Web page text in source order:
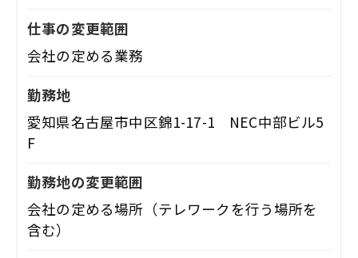
仕事の変更範囲
会社の定める業務
勤務地
愛知県名古屋市中区錦1-17-1 NEC中部ビル5
F
勤務地の変更範囲
会社の定める場所（テレワークを行う場所を
含む）